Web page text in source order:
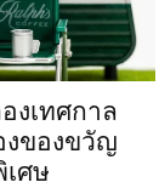
งเทศกาล
งของขวัญ
ศษ